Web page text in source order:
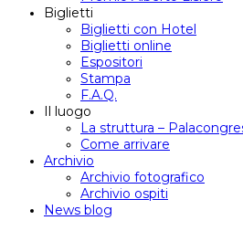
Biglietti
Biglietti con Hotel
Biglietti online
Espositori
Stampa
F.A.Q.
Il luogo
La struttura –
Come arrivare
Archivio
Archivio fotografico
Archivio ospiti
News blog